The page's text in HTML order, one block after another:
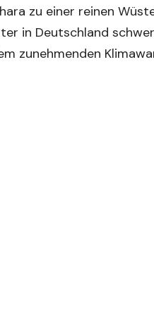
zu einer reinen
in Deutschland
zunehmenden